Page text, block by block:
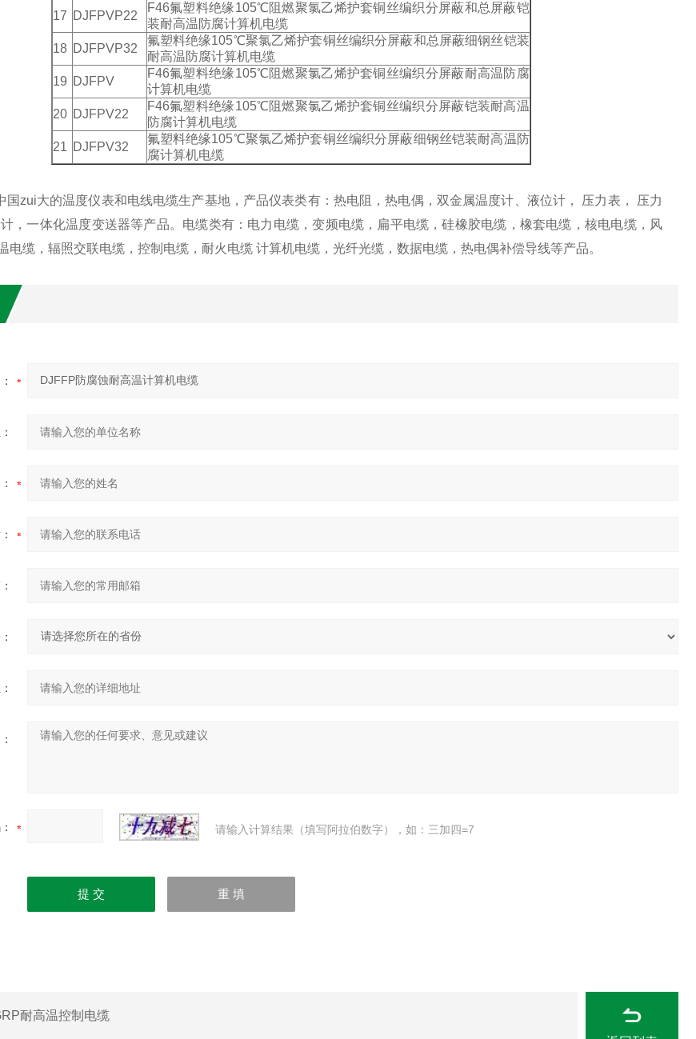
17 DJFPVP22
F46氟塑料绝缘105℃阻燃聚氯乙烯护套铜丝编织分屏蔽和总屏蔽铠
装耐高温防腐计算机电缆
18 DJFPVP32
氟塑料绝缘105℃聚氯乙烯护套铜丝编织分屏蔽和总屏蔽细钢丝铠装
耐高温防腐计算机电缆
19 DJFPV
F46氟塑料绝缘105℃阻燃聚氯乙烯护套铜丝编织分屏蔽耐高温防腐
计算机电缆
20 DJFPV22
F46氟塑料绝缘105℃阻燃聚氯乙烯护套铜丝编织分屏蔽铠装耐高温
防腐计算机电缆
21 DJFPV32
氟塑料绝缘105℃聚氯乙烯护套铜丝编织分屏蔽细钢丝铠装耐高温防
腐计算机电缆
国zui大的温度仪表和电线电缆生产基地，产品仪表类有：热电阻，热电偶，双金属温度计、液位计， 压力表， 压力
，一体化温度变送器等产品。电缆类有：电力电缆，变频电缆，扁平电缆，硅橡胶电缆，橡套电缆，核电电缆，风
电缆，辐照交联电缆，控制电缆，耐火电缆 计算机电缆，光纤光缆，数据电缆，热电偶补偿导线等产品。
请输入计算结果（填写阿拉伯数字），如：三加四=7
耐高温控制电缆